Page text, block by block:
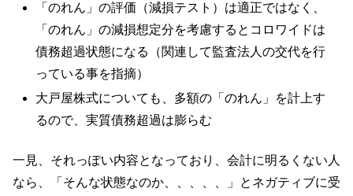
「のれん」の評価（減損テスト）は適正ではなく、
「のれん」の減損想定分を考慮するとコロワイドは
債務超過状態になる（関連して監査法人の交代を行
っている事を指摘）
大戸屋株式についても、多額の「のれん」を計上す
るので、実質債務超過は膨らむ
一見、それっぽい内容となっており、会計に明るくない人
なら、「そんな状態なのか、、、、、」とネガティブに受